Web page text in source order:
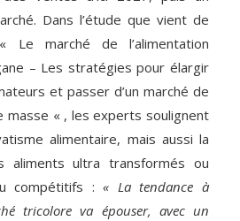
Dans l’étude que vient de
marché de l’alimentation
– Les stratégies pour élargir
et passer d’un marché de
masse « , les experts soulignent
alimentaire, mais aussi la
aliments ultra transformés ou
compétitifs :« La tendance à
tricolore va épouser, avec un